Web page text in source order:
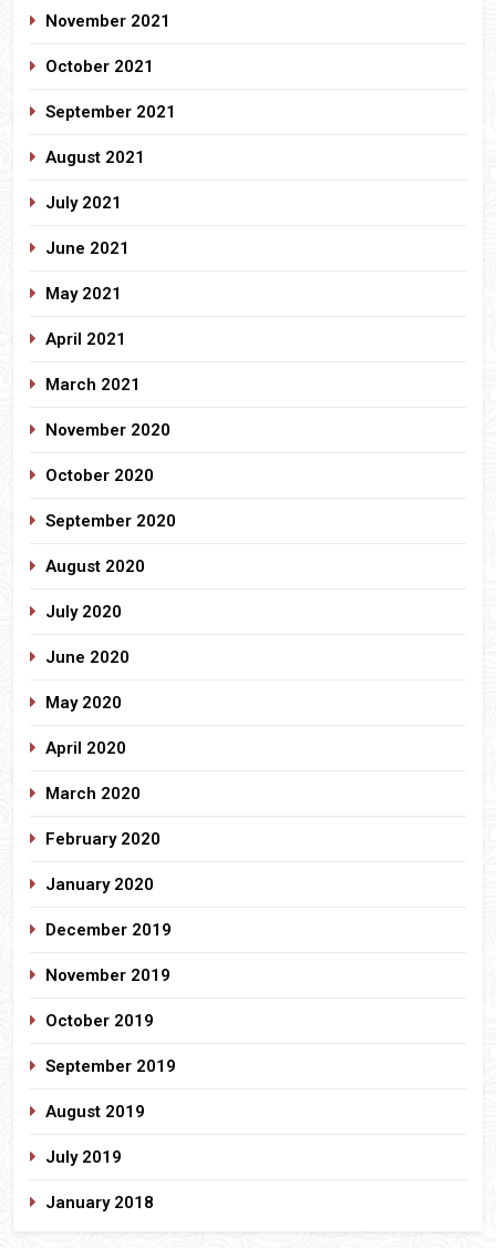
November 2021
October 2021
September 2021
August 2021
July 2021
June 2021
May 2021
April 2021
March 2021
November 2020
October 2020
September 2020
August 2020
July 2020
June 2020
May 2020
April 2020
March 2020
February 2020
January 2020
December 2019
November 2019
October 2019
September 2019
August 2019
July 2019
January 2018